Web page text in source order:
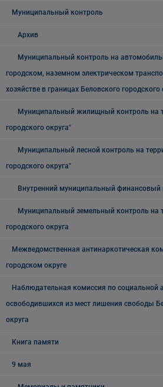
Муниципальный контроль
Архив
Муниципальный контроль на
городском, наземном электрическом
хозяйстве в границах Беловского городского
Муниципальный жилищный контроль на
городского округа"
Муниципальный лесной контроль на
городского округа"
Внутренний муниципальный финансовый
Муниципальный земельный контроль на
городского округа
Межведомственная антинаркотическая
городском округе
Наблюдательная комиссия по социальной
освободившихся из мест лишения свободы
округа
Книга памяти
9 мая